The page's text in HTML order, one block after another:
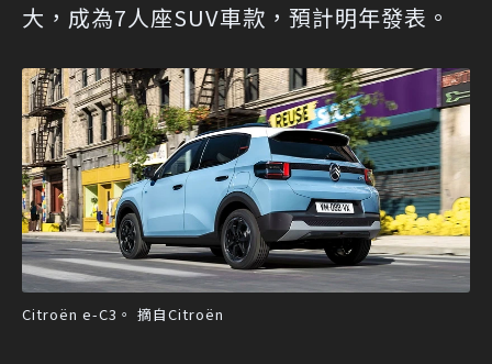
大，成為7人座SUV車款，預計明年發表。
Citroën e-C3。 摘自Citroën